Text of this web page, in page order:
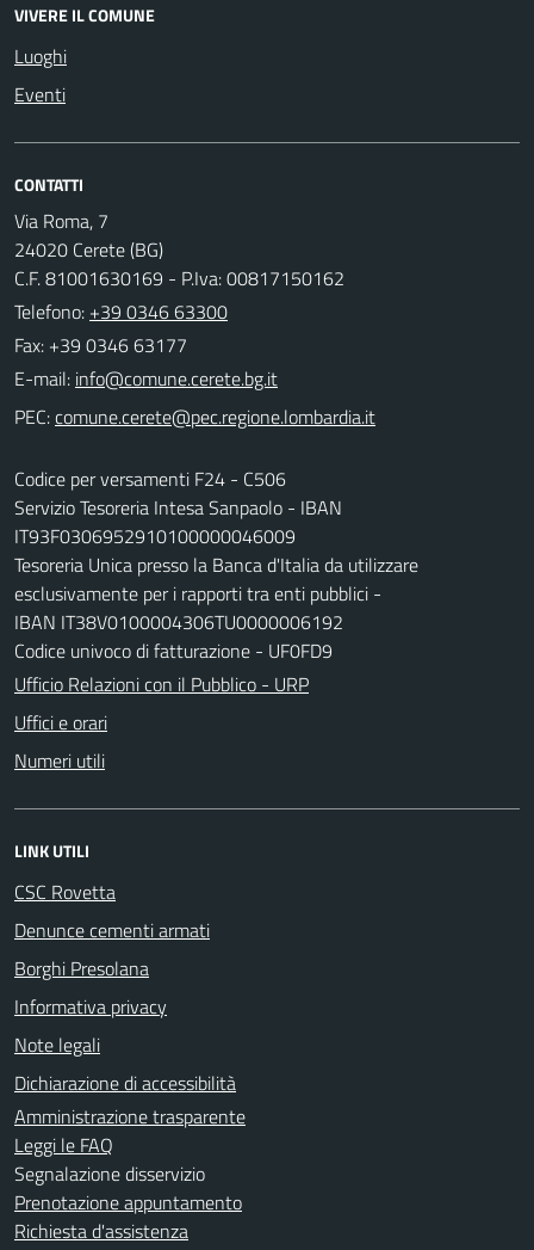
VIVERE IL COMUNE
Luoghi
Eventi
CONTATTI
Via Roma, 7
24020 Cerete (BG)
C.F. 81001630169 - P.Iva: 00817150162
Telefono: +39 0346 63300
Fax: +39 0346 63177
E-mail:
PEC:
Codice per versamenti F24 - C506
Servizio Tesoreria Intesa Sanpaolo - IBAN
IT93F0306952910100000046009
Tesoreria Unica presso la Banca d'Italia da utilizzare
esclusivamente per i rapporti tra enti pubblici -
IBAN IT38V0100004306TU0000006192
Codice univoco di fatturazione - UF0FD9
Ufficio Relazioni con il Pubblico - URP
Uffici e orari
Numeri utili
LINK UTILI
CSC Rovetta
Denunce cementi armati
Borghi Presolana
Informativa privacy
Note legali
Dichiarazione di accessibilità
Amministrazione trasparente
Leggi le FAQ
Segnalazione disservizio
Prenotazione appuntamento
Richiesta d'assistenza